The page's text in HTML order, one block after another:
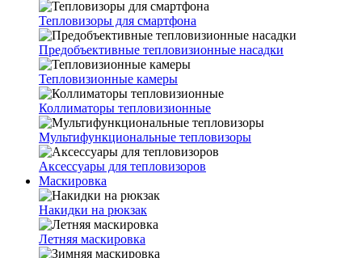
Тепловизоры для смартфона
Предобъективные тепловизионные насадки
Тепловизионные камеры
Коллиматоры тепловизионные
Мультифункциональные тепловизоры
Аксессуары для тепловизоров
Маскировка
Накидки на рюкзак
Летняя маскировка